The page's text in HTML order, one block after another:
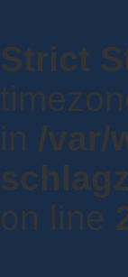
Strict
in /var/
on line